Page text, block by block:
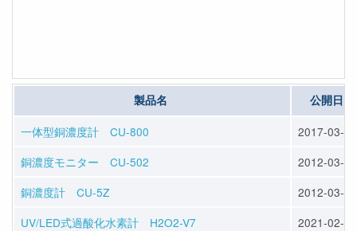
製品名 公開日
一体型銅濃度計 CU-800
2017-03-27
銅濃度モニター CU-502
2012-03-29
銅濃度計 CU-5Z
2012-03-29
UV/LED式過酸化水素計 H2O2-V7
2021-02-05